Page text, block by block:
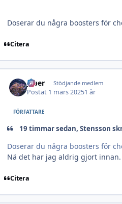
Doserar du några boosters för
Citera
jeber Stödjande medlem
Postat 1 mars 20251 år
FÖRFATTARE
19 timmar sedan, Stensson
Doserar du några boosters för
Nä det har jag aldrig gjort
Citera